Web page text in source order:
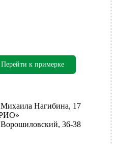
Перейти к примерке
Нагибина, 17
36-38